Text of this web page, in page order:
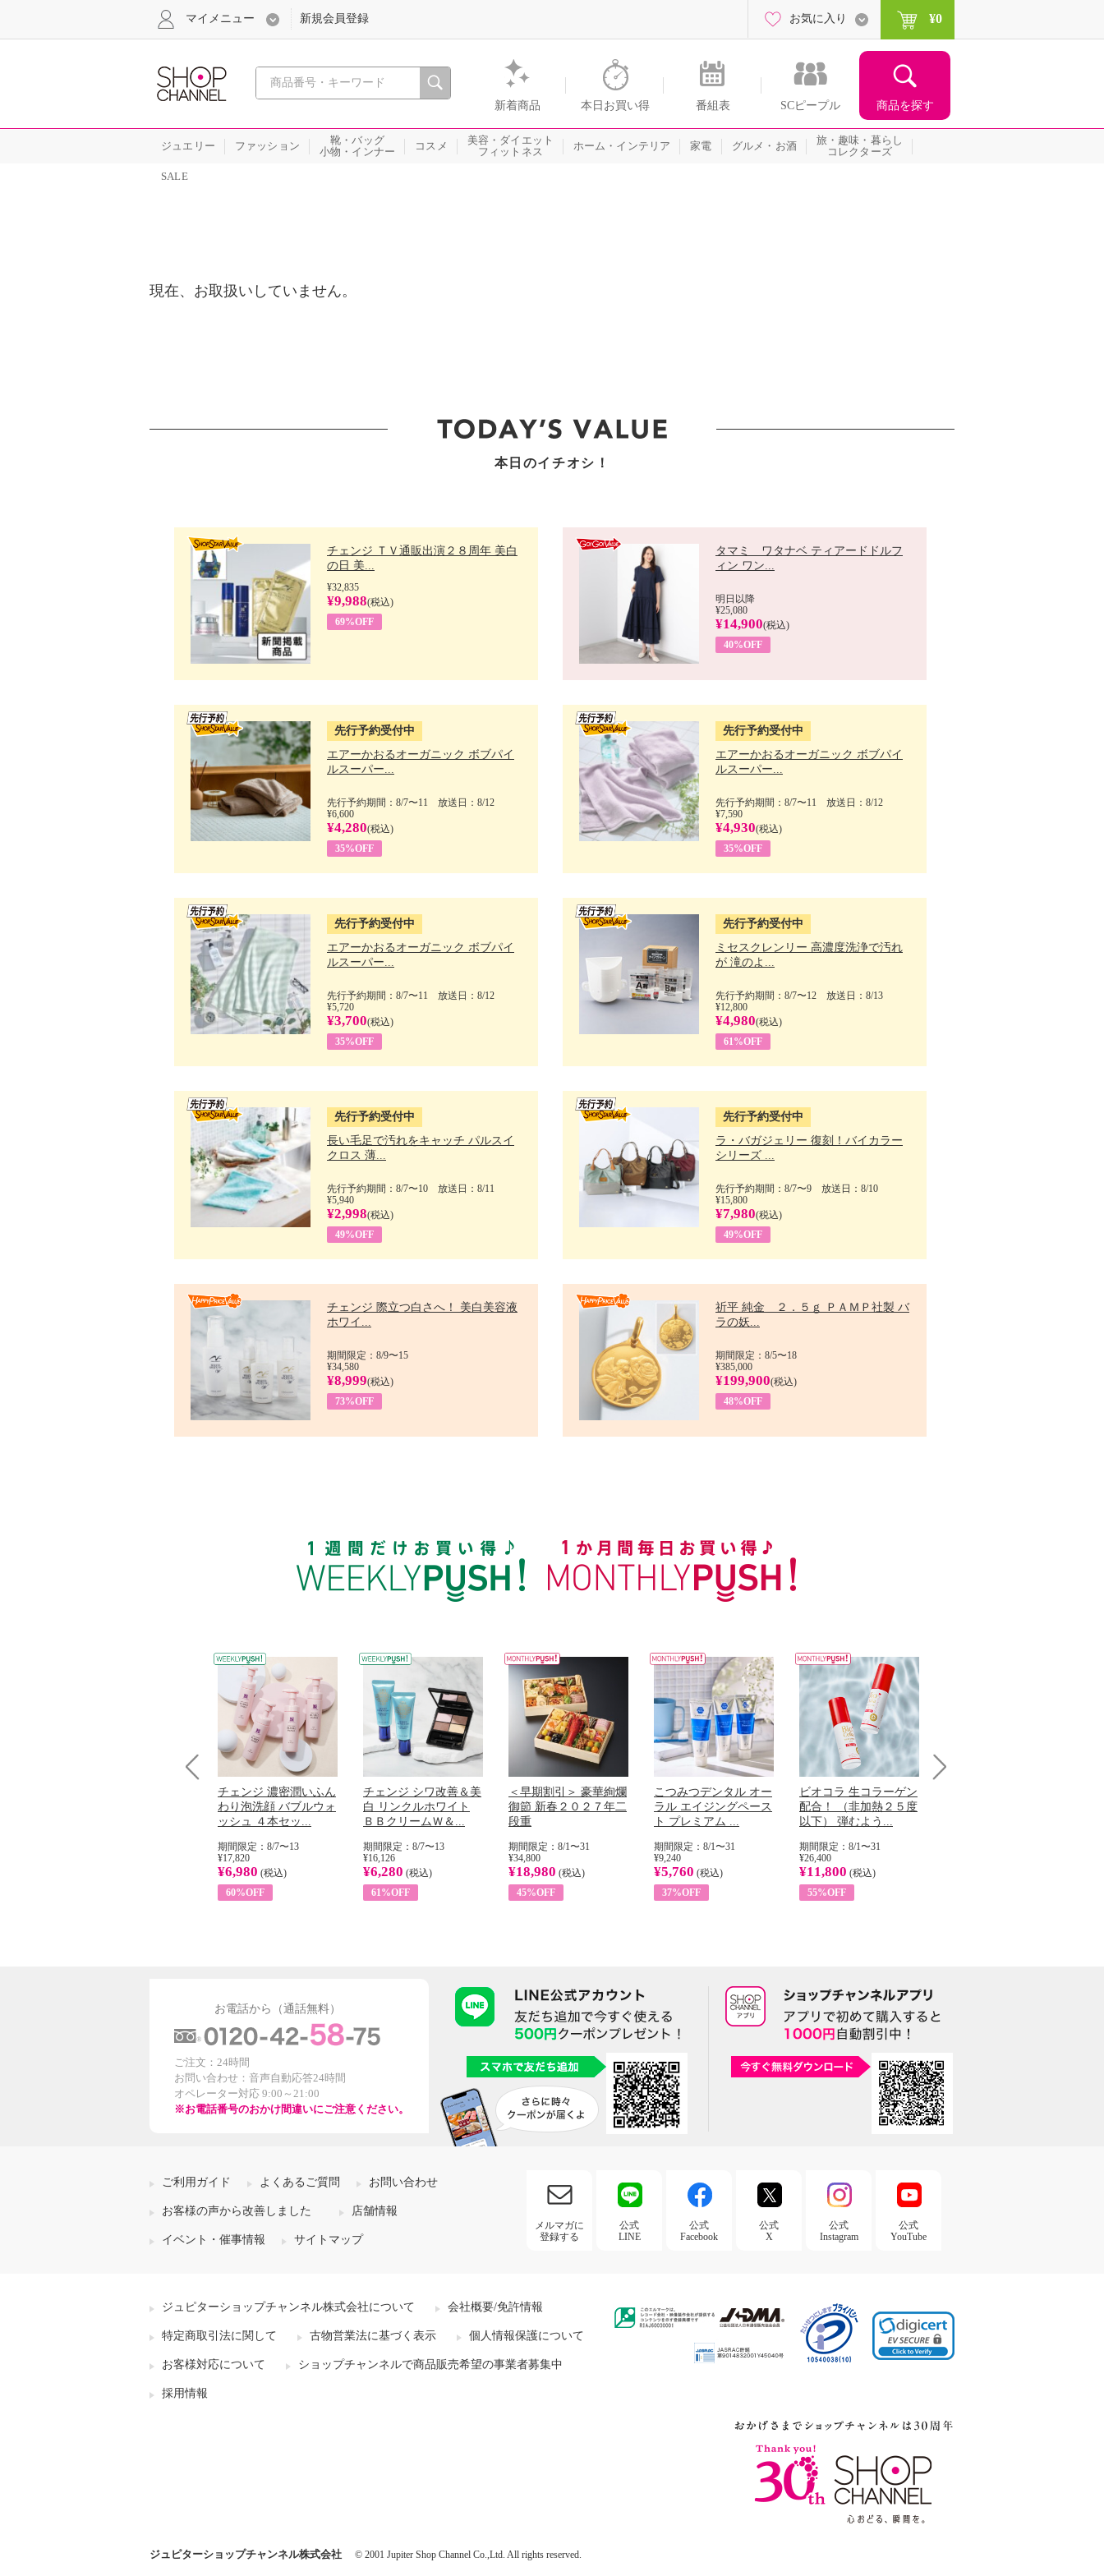
心おどる、瞬間を。通販・テレビショッピングのショップチャンネル
新着商品 本日お買い得 番組表 SCピープル 商品を探す
マイメニュー 新規会員登録 お気に入り ¥0
ジュエリー ファッション
靴・バッグ
小物・インナー
コスメ
美容・ダイエット
フィットネス
ホーム・インテリア 家電 グルメ・お酒
旅・趣味・暮らし
コレクターズ
SALE
現在、お取扱いしていません。
本日のイチオシ！
チェンジ ＴＶ通販出演２８周年 美白
の日 美...
¥32,835
¥9,988(税込)
69%OFF
タマミ ワタナベ ティアードドルフ
ィン ワン...
明日以降
¥25,080
¥14,900(税込)
40%OFF
先行予約受付中
エアーかおるオーガニック ボブパイ
ルスーパー...
先行予約期間：8/7〜11 放送日：8/12
¥6,600
¥4,280(税込)
35%OFF
先行予約受付中
エアーかおるオーガニック ボブパイ
ルスーパー...
先行予約期間：8/7〜11 放送日：8/12
¥7,590
¥4,930(税込)
35%OFF
先行予約受付中
エアーかおるオーガニック ボブパイ
ルスーパー...
先行予約期間：8/7〜11 放送日：8/12
¥5,720
¥3,700(税込)
35%OFF
先行予約受付中
ミセスクレンリー 高濃度洗浄で汚れ
が 滝のよ...
先行予約期間：8/7〜12 放送日：8/13
¥12,800
¥4,980(税込)
61%OFF
先行予約受付中
長い毛足で汚れをキャッチ パルスイ
クロス 薄...
先行予約期間：8/7〜10 放送日：8/11
¥5,940
¥2,998(税込)
49%OFF
先行予約受付中
ラ・バガジェリー 復刻！バイカラー
シリーズ ...
先行予約期間：8/7〜9 放送日：8/10
¥15,800
¥7,980(税込)
49%OFF
チェンジ 際立つ白さへ！ 美白美容液
ホワイ...
期間限定：8/9〜15
¥34,580
¥8,999(税込)
73%OFF
祈平 純金 ２．５ｇ ＰＡＭＰ社製 バ
ラの妖...
期間限定：8/5〜18
¥385,000
¥199,900(税込)
48%OFF
チェンジ 濃密潤いふん
わり泡洗顔 バブルウォ
ッシュ ４本セッ...
期間限定：8/7〜13
¥17,820
¥6,980 (税込)
60%OFF
チェンジ シワ改善＆美
白 リンクルホワイト
ＢＢクリームＷ＆...
期間限定：8/7〜13
¥16,126
¥6,280 (税込)
61%OFF
＜早期割引＞ 豪華絢爛
御節 新春２０２７年二
段重
期間限定：8/1〜31
¥34,800
¥18,980 (税込)
45%OFF
こつみつデンタル オー
ラル エイジングペース
ト プレミアム ...
期間限定：8/1〜31
¥9,240
¥5,760 (税込)
37%OFF
ビオコラ 生コラーゲン
配合！ （非加熱２５度
以下） 弾むよう...
期間限定：8/1〜31
¥26,400
¥11,800 (税込)
55%OFF
お電話から（通話無料）
ご注文：24時間
お問い合わせ：音声自動応答24時間
オペレーター対応 9:00～21:00
※お電話番号のおかけ間違いにご注意ください。
ご利用ガイド よくあるご質問 お問い合わせ
お客様の声から改善しました 店舗情報
イベント・催事情報 サイトマップ
メルマガに
登録する
公式
LINE
公式
Facebook
公式
X
公式
Instagram
公式
YouTube
ジュピターショップチャンネル株式会社について 会社概要/免許情報
特定商取引法に関して 古物営業法に基づく表示 個人情報保護について
お客様対応について ショップチャンネルで商品販売希望の事業者募集中
採用情報
ジュピターショップチャンネル株式会社 © 2001 Jupiter Shop Channel Co.,Ltd. All rights reserved.